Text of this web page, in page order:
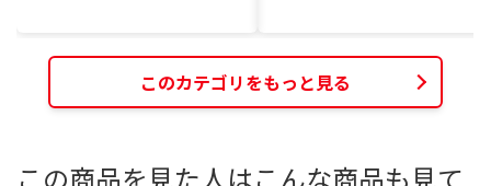
このカテゴリをもっと見る
この商品を見た人はこんな商品も見て